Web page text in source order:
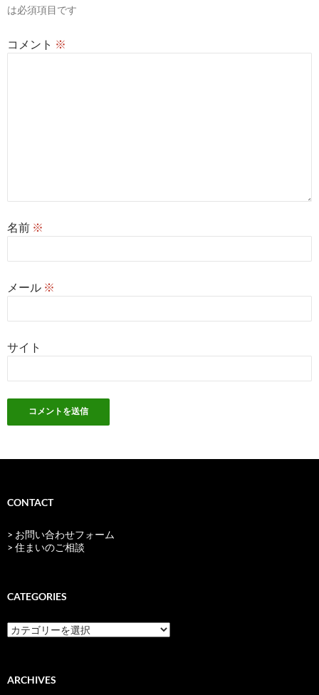
は必須項目です
コメント ※
名前 ※
メール ※
サイト
CONTACT
> お問い合わせフォーム
> 住まいのご相談
CATEGORIES
categories
ARCHIVES